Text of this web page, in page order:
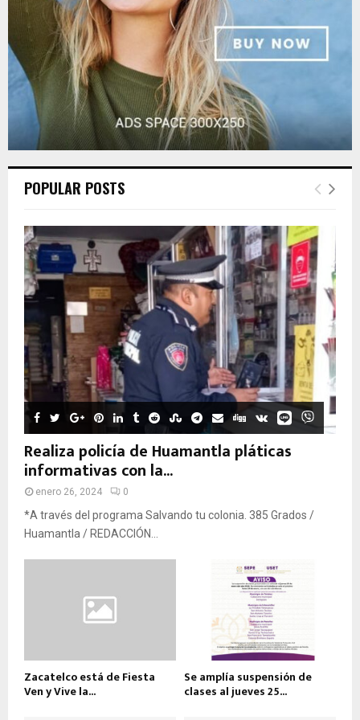
POPULAR POSTS
Realiza policía de Huamantla pláticas
informativas con la...
enero 26, 2024 0
*A través del programa Salvando tu colonia. 385 Grados /
Huamantla / REDACCIÓN...
Zacatelco está de Fiesta
Ven y Vive la...
Se amplía suspensión de
clases al jueves 25...